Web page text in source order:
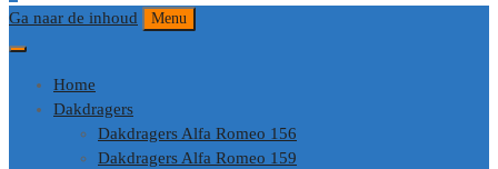
Ga naar de inhoud
Menu
Home
Dakdragers
Dakdragers Alfa Romeo 156
Dakdragers Alfa Romeo 159